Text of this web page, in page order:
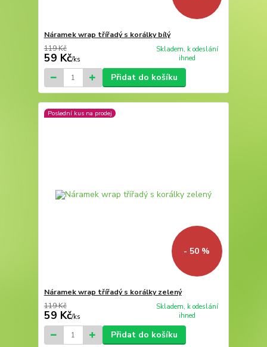
Náramek wrap třířadý s korálky bílý
119 Kč
59 Kč/ks
Skladem, k odeslání
ihned
Přidat do košíku
Poslední kus na prodej
- 50 %
Náramek wrap třířadý s korálky zelený
119 Kč
59 Kč/ks
Skladem, k odeslání
ihned
Přidat do košíku